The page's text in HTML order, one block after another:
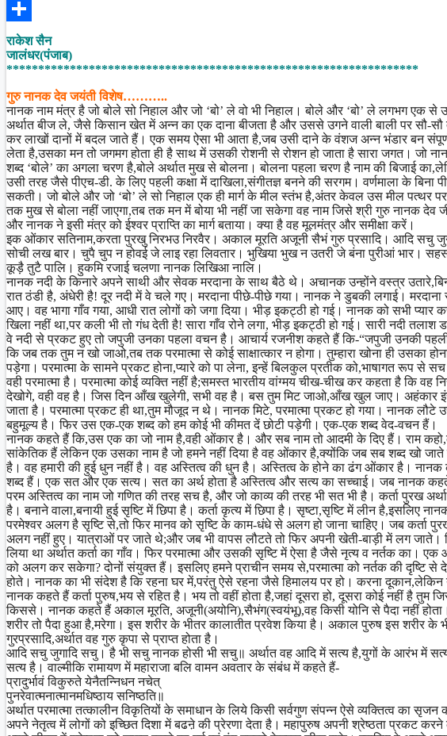
Facebook
Share
राकेश सैन
जालंधर(पंजाब)
*****************************************************************
गुरु नानक देव जयंती विशेष………..
नानक नाम मंत्र है जो बोले सो निहाल और जो ‘बो’ ले वो भी निहाल। बोले और ‘बो’ ले लगभग एक
अर्थात बीज ले, जैसे किसान खेत में अन्न का एक दाना बीजता है और उससे उगने वाली बाली पर सौ-
कर लाखों दानों में बदल जाते हैं। एक समय ऐसा भी आता है,जब उसी दाने के वंशज अन्न भंडार बन
लेता है,उसका मन तो जगमग होता ही है साथ में उसकी रोशनी से रोशन हो जाता है सारा जगत। जो
शब्द ‘बोले’ का अगला चरण है,बोले अर्थात मुख से बोलना। बोलना पहला चरण है नाम की बिजाई
उसी तरह जैसे पीएच-डी. के लिए पहली कक्षा में दाखिला,संगीतज्ञ बनने की सरगम। वर्णमाला के बिना
सकती। जो बोले और जो ‘बो’ ले सो निहाल एक ही मार्ग के मील स्तंभ है,अंतर केवल उस मील पत्थर
तक मुख से बोला नहीं जाएगा,तब तक मन में बोया भी नहीं जा सकेगा वह नाम जिसे श्री गुरु नानक देव
और नानक ने इसी मंत्र को ईश्वर प्राप्ति का मार्ग बताया। क्या है वह मूलमंत्र और समीक्षा करें।
इक ओंकार सतिनाम,करता पुरखु निरभउ निरवैर। अकाल मूरति अजूनी सैभं गुरु प्रसादि। आदि सचु
सोची लख बार। चुपै चुप न होवई जे लाइ रहा लिवतार। भुखिया भुख न उतरी जे बंना पुरीआं भार।
कूड़ै तुटै पालि। हुकमि रजाई चलणा नानक लिखिआ नालि।
नानक नदी के किनारे अपने साथी और सेवक मरदाना के साथ बैठे थे। अचानक उन्होंने वस्त्र
रात ठंडी है, अंधेरी है! दूर नदी में वे चले गए। मरदाना पीछे-पीछे गया। नानक ने डुबकी लगाई। मरदाना
आए। वह भागा गाँव गया, आधी रात लोगों को जगा दिया। भीड़ इकट्ठी हो गई। नानक को सभी
खिला नहीं था,पर कली भी तो गंध देती है! सारा गाँव रोने लगा, भीड़ इकट्ठी हो गई। सारी नदी
वे नदी से प्रकट हुए तो जपुजी उनका पहला वचन है। आचार्य रजनीश कहते हैं कि-“जपुजी उनकी
कि जब तक तुम न खो जाओ,तब तक परमात्मा से कोई साक्षात्कार न होगा। तुम्हारा खोना ही उसका
पड़ेगा। परमात्मा के सामने प्रकट होना,प्यारे को पा लेना, इन्हें बिलकुल प्रतीक को,भाषागत रूप
वही परमात्मा है। परमात्मा कोई व्यक्ति नहीं है;समस्त भारतीय वांग्मय चीख-चीख कर कहता है कि
देखोगे, वही वह है। जिस दिन आँख खुलेगी, सभी वह है। बस तुम मिट जाओ,आँख खुल जाए। अहंकार
जाता है। परमात्मा प्रकट ही था,तुम मौजूद न थे। नानक मिटे, परमात्मा प्रकट हो गया। नानक
बहुमूल्य है। फिर उस एक-एक शब्द को हम कोई भी कीमत दें छोटी पड़ेगी। एक-एक शब्द वेद-वचन हैं।
नानक कहते हैं कि,उस एक का जो नाम है,वही ओंकार है। और सब नाम तो आदमी के दिए हैं। राम
सांकेतिक हैं लेकिन एक उसका नाम है जो हमने नहीं दिया है वह ओंकार है,क्योंकि जब सब शब्द खो जाते
है। वह हमारी की हुई धुन नहीं है। वह अस्तित्व की धुन है। अस्तित्व के होने का ढंग ओंकार है।
शब्द हैं। एक सत और एक सत्य। सत का अर्थ होता है अस्तित्व और सत्य का सच्चाई। जब नानक
परम अस्तित्व का नाम जो गणित की तरह सच है, और जो काव्य की तरह भी सत भी है। कर्ता पुरख
है। बनाने वाला,बनायी हुई सृष्टि में छिपा है। कर्ता कृत्य में छिपा है। सृष्टा,सृष्टि में लीन है,इसलिए
परमेश्वर अलग है सृष्टि से,तो फिर मानव को सृष्टि के काम-धंधे से अलग हो जाना चाहिए। जब कर्ता
अलग नहीं हुए। यात्राओं पर जाते थे;और जब भी वापस लौटते तो फिर अपनी खेती-बाड़ी में लग
लिया था अर्थात कर्ता का गाँव। फिर परमात्मा और उसकी सृष्टि में ऐसा है जैसे नृत्य व नर्तक का।
को अलग कर सकेगा? दोनों संयुक्त हैं। इसलिए हमने प्राचीन समय से,परमात्मा को नर्तक की दृष्टि
होते। नानक का भी संदेश है कि रहना घर में,परंतु ऐसे रहना जैसे हिमालय पर हो। करना दूकान,लेकिन
नानक कहते हैं कर्ता पुरुष,भय से रहित है। भय तो वहीं होता है,जहां दूसरा हो, दूसरा कोई नहीं है तुम
किससे। नानक कहते हैं अकाल मूरति, अजूनी(अयोनि),सैभंग(स्वयंभू),वह किसी योनि से पैदा नहीं
शरीर तो पैदा हुआ है,मरेगा। इस शरीर के भीतर कालातीत प्रवेश किया है। अकाल पुरुष इस शरीर के
गुरप्रसादि,अर्थात वह गुरु कृपा से प्राप्त होता है।
आदि सचु जुगादि सचु। है भी सचु नानक होसी भी सचु॥ अर्थात वह आदि में सत्य है,युगों के आरंभ में
सत्य है। वाल्मीकि रामायण में महाराजा बलि वामन अवतार के संबंध में कहते हैं-
प्रादुर्भावं विकुरुते येनैतन्निधन नचेत्
पुनरेवात्मनात्मानमधिष्ठाय सनिष्ठति॥
अर्थात परमात्मा तत्कालीन विकृतियों के समाधान के लिये किसी सर्वगुण संपन्न ऐसे व्यक्तित्व का सृजन
अपने नेतृत्व में लोगों को इच्छित दिशा में बढऩे की प्रेरणा देता है। महापुरुष अपनी श्रेष्ठता प्रकट